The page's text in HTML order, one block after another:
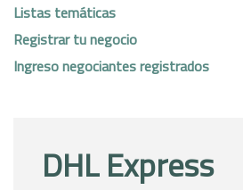
Listas temáticas
Registrar tu negocio
Ingreso negociantes registrados
DHL Express